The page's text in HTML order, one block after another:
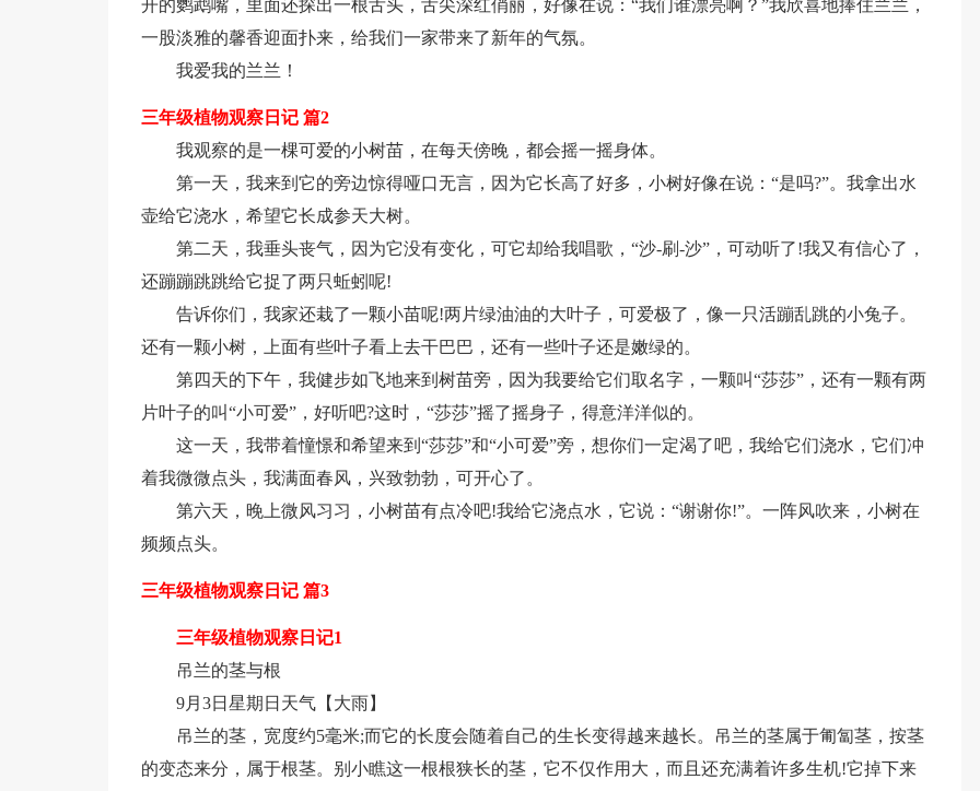
开的鹦鹉嘴，里面还探出一根舌头，舌尖深红俏丽，好像在说：“我们谁漂亮啊？”我欣喜地捧住兰兰，
一股淡雅的馨香迎面扑来，给我们一家带来了新年的气氛。
我爱我的兰兰！
三年级植物观察日记 篇2
我观察的是一棵可爱的小树苗，在每天傍晚，都会摇一摇身体。
第一天，我来到它的旁边惊得哑口无言，因为它长高了好多，小树好像在说：“是吗?”。我拿出水
壶给它浇水，希望它长成参天大树。
第二天，我垂头丧气，因为它没有变化，可它却给我唱歌，“沙-刷-沙”，可动听了!我又有信心了，
还蹦蹦跳跳给它捉了两只蚯蚓呢!
告诉你们，我家还栽了一颗小苗呢!两片绿油油的大叶子，可爱极了，像一只活蹦乱跳的小兔子。
还有一颗小树，上面有些叶子看上去干巴巴，还有一些叶子还是嫩绿的。
第四天的下午，我健步如飞地来到树苗旁，因为我要给它们取名字，一颗叫“莎莎”，还有一颗有两
片叶子的叫“小可爱”，好听吧?这时，“莎莎”摇了摇身子，得意洋洋似的。
这一天，我带着憧憬和希望来到“莎莎”和“小可爱”旁，想你们一定渴了吧，我给它们浇水，它们冲
着我微微点头，我满面春风，兴致勃勃，可开心了。
第六天，晚上微风习习，小树苗有点冷吧!我给它浇点水，它说：“谢谢你!”。一阵风吹来，小树在
频频点头。
三年级植物观察日记 篇3
三年级植物观察日记1
吊兰的茎与根
9月3日星期日天气【大雨】
吊兰的茎，宽度约5毫米;而它的长度会随着自己的生长变得越来越长。吊兰的茎属于匍匐茎，按茎
的变态来分，属于根茎。别小瞧这一根根狭长的茎，它不仅作用大，而且还充满着许多生机!它掉下来